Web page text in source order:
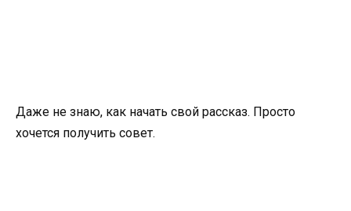
Даже не знаю, как начать свой рассказ. Просто
хочется получить совет.